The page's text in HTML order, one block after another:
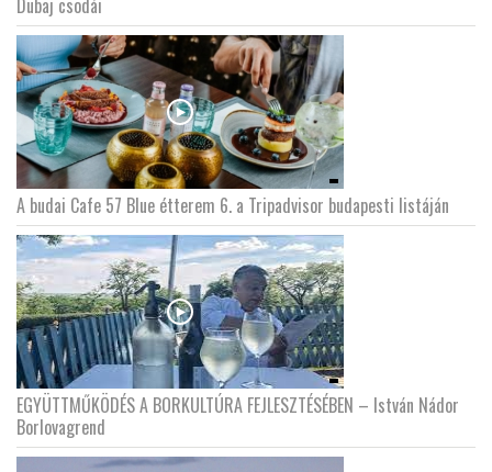
Dubaj csodái
A budai Cafe 57 Blue étterem 6. a Tripadvisor budapesti listáján
EGYÜTTMŰKÖDÉS A BORKULTÚRA FEJLESZTÉSÉBEN – István Nádor
Borlovagrend